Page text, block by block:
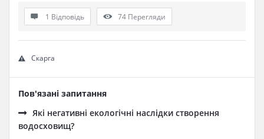
1 Відповідь 74 Перегляди
Скарга
Пов'язані запитання
Які негативні екологічні наслідки створення
водосховищ?